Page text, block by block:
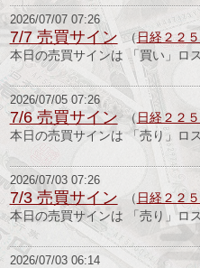
2026/07/07 07:26
7/7 売買サイン （日経２２
本日の売買サインは 「買い」ロ
2026/07/05 07:26
7/6 売買サイン （ 日経２２
本日の売買サインは 「売り」ロ
2026/07/03 07:26
7/3 売買サイン （ 日経２２
本日の売買サインは 「売り」ロ
2026/07/03 06:14